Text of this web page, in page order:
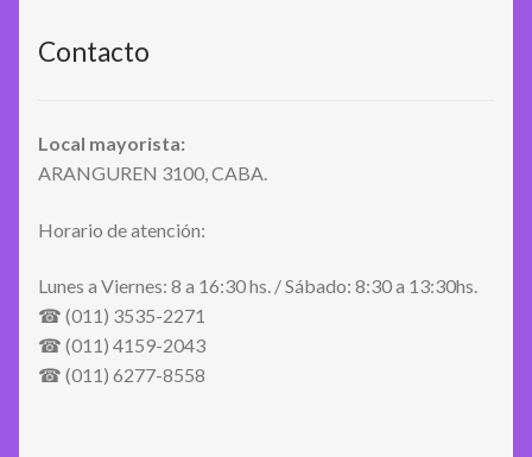
Contacto
Local mayorista:
ARANGUREN 3100, CABA.
Horario de atención:
Lunes a Viernes: 8 a 16:30 hs. / Sábado: 8:30 a 13:30hs.
☎ (011) 3535-2271
☎ (011) 4159-2043
☎ (011) 6277-8558